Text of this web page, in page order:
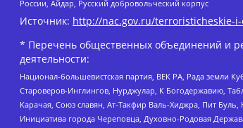
России, Айдар, Русский добровольческий корпус
Источник: http://nac.gov.ru/terroristicheskie-
* Перечень общественных объединений и
деятельности:
Национал-большевистская партия, ВЕК РА, Рада земли
Староверов-Инглингов, Нурджулар, К Богодержавию,
Карачая, Союз славян, Ат-Такфир Валь-Хиджра, Пит
Инициатива города Череповца, Духовно-Родовая